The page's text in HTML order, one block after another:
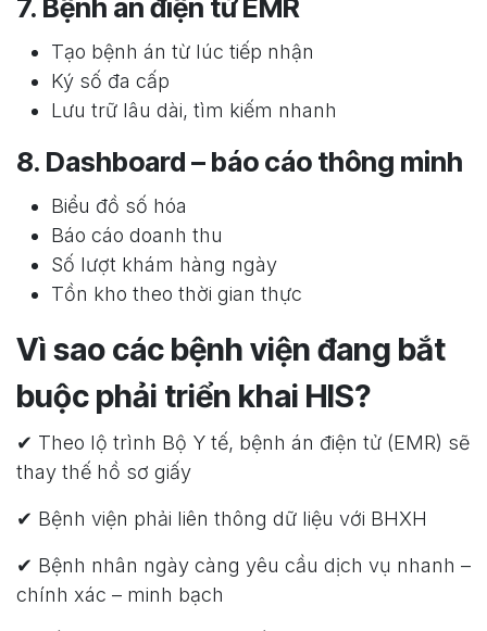
7. Bệnh án điện tử EMR
Tạo bệnh án từ lúc tiếp nhận
Ký số đa cấp
Lưu trữ lâu dài, tìm kiếm nhanh
8. Dashboard – báo cáo thông minh
Biểu đồ số hóa
Báo cáo doanh thu
Số lượt khám hàng ngày
Tồn kho theo thời gian thực
Vì sao các bệnh viện đang bắt
buộc phải triển khai HIS?
✔ Theo lộ trình Bộ Y tế, bệnh án điện tử (EMR) sẽ
thay thế hồ sơ giấy
✔ Bệnh viện phải liên thông dữ liệu với BHXH
✔ Bệnh nhân ngày càng yêu cầu dịch vụ nhanh –
chính xác – minh bạch